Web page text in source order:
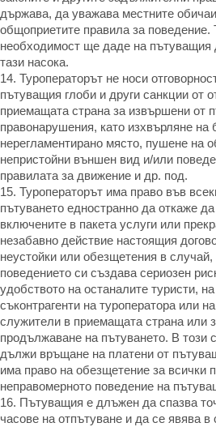
държава, да уважава местните
общоприетите правила за поведение.
необходимост ще даде на пътуващия
тази насока.
14. Туроператорът не носи
пътуващия глоби и други санкции от
приемащата страна за извършени от
правонарушения, като изхвърляне на
нерегламентирано място, пушене на
непристойни външен вид и/или
правилата за движение и др. под.
15. Туроператорът има право във
пътуването едностранно да откаже
включените в пакета услуги или
незабавно действие настоящия
неустойки или обезщетения в
поведението си създава сериозен
удобството на останалите туристи,
съконтрагенти на туроператора или
служители в приемащата страна или
продължаване на пътуването. В този
дължи връщане на платени от
има право на обезщетение за всички
неправомерното поведение на
16. Пътуващия е длъжен да спазва
часове на отпътуване и да се явява